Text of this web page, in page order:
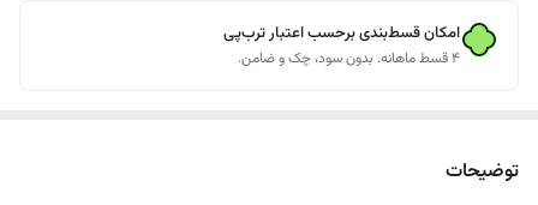
امکان قسط‌بندی برحسب اعتبار ترب‌پی
۴ قسط ماهانه. بدون سود، چک و ضامن.
توضیحات